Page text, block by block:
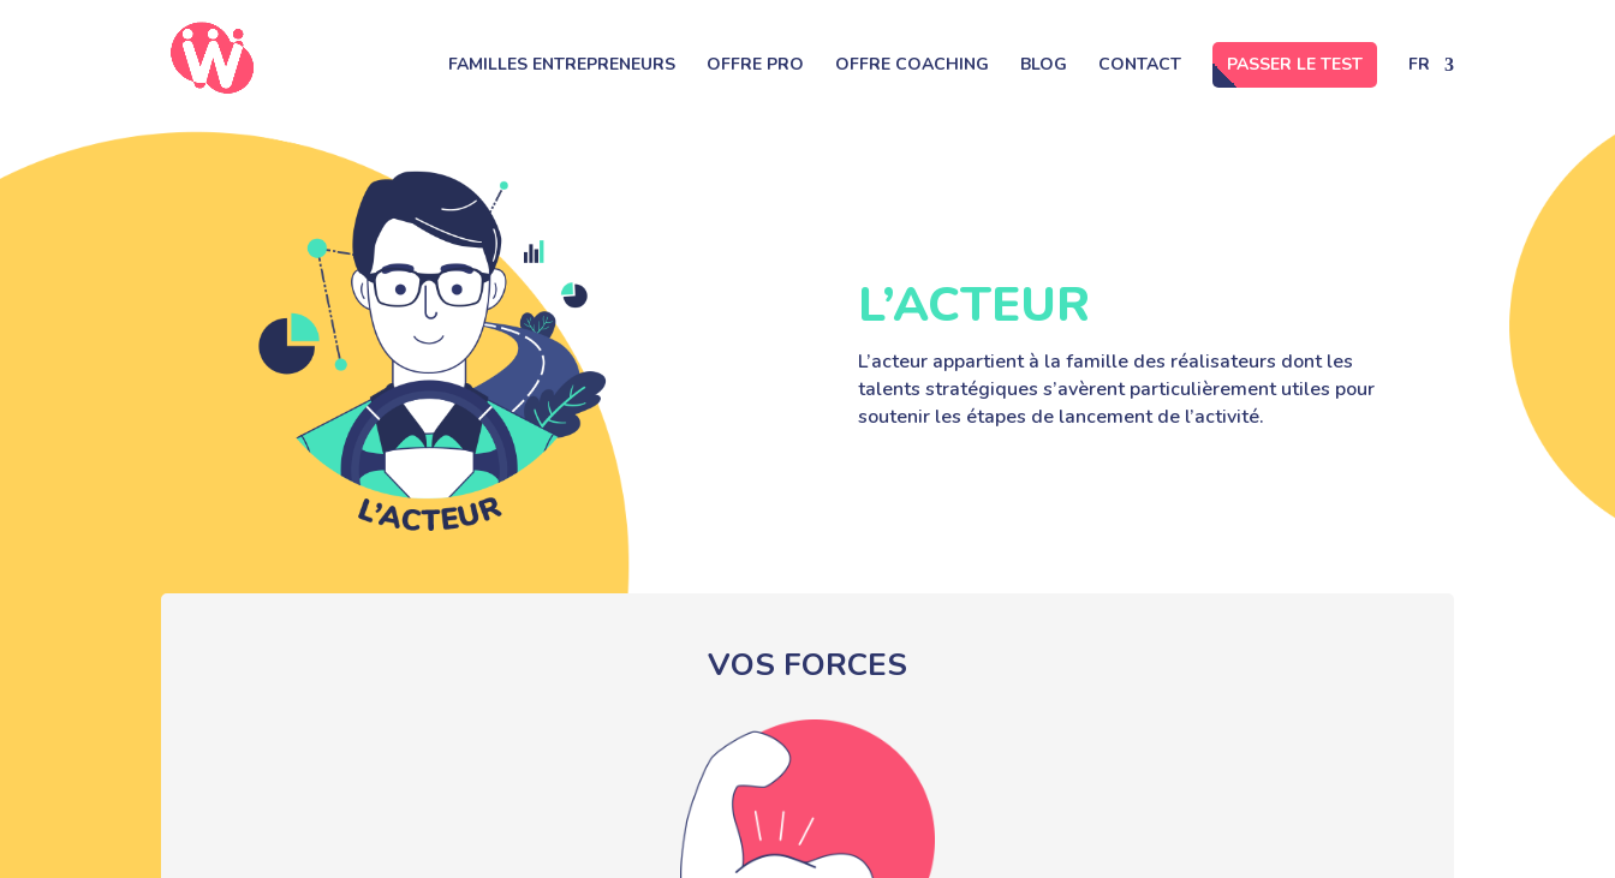
FAMILLES ENTREPRENEURS OFFRE PRO OFFRE COACHING BLOG CONTACT PASSER LE TEST FR
L’ACTEUR
L’acteur appartient à la famille des réalisateurs dont les
talents stratégiques s’avèrent particulièrement utiles pour
soutenir les étapes de lancement de l’activité.
VOS FORCES